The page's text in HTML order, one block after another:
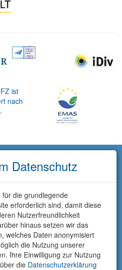
ist
nach
Datenschutz
die grundlegende
erforderlich sind, damit diese
Nutzerfreundlichkeit
hinaus setzen wir das
welches Daten anonymisiert
die Nutzung unserer
Ihre Einwilligung zur Nutzung
die Datenschutzerklärung